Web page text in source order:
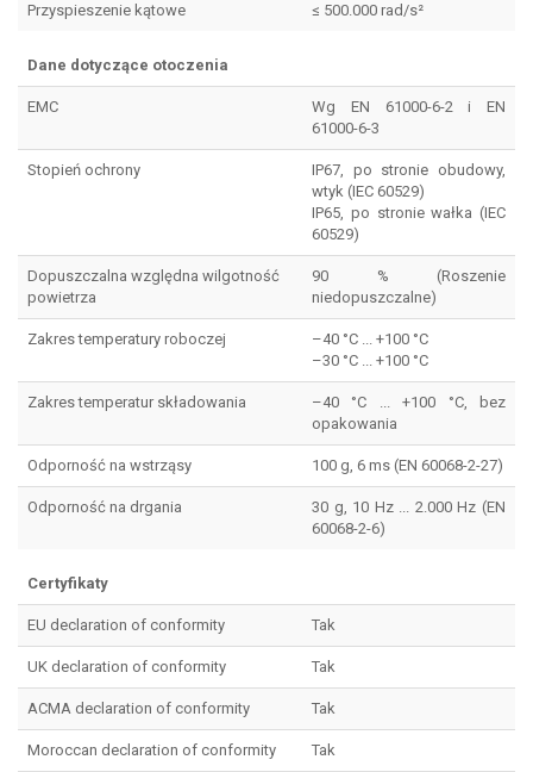
Przyspieszenie kątowe ≤ 500.000 rad/s²
Dane dotyczące otoczenia
EMC
Wg EN 61000-6-2 i EN
61000-6-3
Stopień ochrony
IP67, po stronie obudowy,
wtyk (IEC 60529)
IP65, po stronie wałka (IEC
60529)
Dopuszczalna względna wilgotność
powietrza
90 % (Roszenie
niedopuszczalne)
Zakres temperatury roboczej
–40 °C ... +100 °C
–30 °C ... +100 °C
Zakres temperatur składowania
–40 °C ... +100 °C, bez
opakowania
Odporność na wstrząsy 100 g, 6 ms (EN 60068-2-27)
Odporność na drgania
30 g, 10 Hz ... 2.000 Hz (EN
60068-2-6)
Certyfikaty
EU declaration of conformity Tak
UK declaration of conformity Tak
ACMA declaration of conformity Tak
Moroccan declaration of conformity Tak